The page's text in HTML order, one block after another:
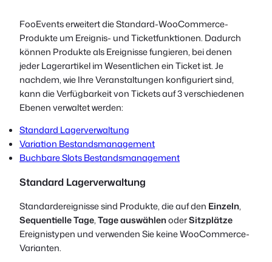
Polish
Czech
Greek
FooEvents erweitert die Standard-WooCommerce-
Produkte um Ereignis- und Ticketfunktionen. Dadurch
können Produkte als Ereignisse fungieren, bei denen
jeder Lagerartikel im Wesentlichen ein Ticket ist. Je
nachdem, wie Ihre Veranstaltungen konfiguriert sind,
kann die Verfügbarkeit von Tickets auf 3 verschiedenen
Ebenen verwaltet werden:
Standard Lagerverwaltung
Variation Bestandsmanagement
Buchbare Slots Bestandsmanagement
Standard Lagerverwaltung
Standardereignisse sind Produkte, die auf den Einzeln,
Sequentielle Tage,Tage auswählenoderSitzplätze
Ereignistypen und verwenden Sie keine WooCommerce-
Varianten.